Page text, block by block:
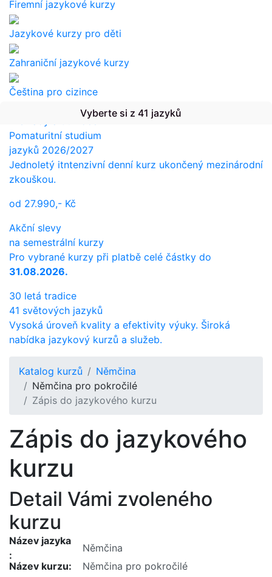
Firemní jazykové kurzy
Jazykové kurzy pro děti
Zahraniční jazykové kurzy
Čeština pro cizince
Překlady a tlumočení
Vyberte si z 41 jazyků
Pomaturitní studium
jazyků 2026/2027
Jednoletý itntenzivní denní kurz ukončený mezinárodní
zkouškou.
od 27.990,- Kč
Akční slevy
na semestrální kurzy
Pro vybrané kurzy při platbě celé částky do
31.08.2026.
30 letá tradice
41 světových jazyků
Vysoká úroveň kvality a efektivity výuky. Široká
nabídka jazykový kurzů a služeb.
Katalog kurzů
Němčina
Němčina pro pokročilé
Zápis do jazykového kurzu
Zápis do jazykového
kurzu
Detail Vámi zvoleného
kurzu
Název jazyka
Název kurzu